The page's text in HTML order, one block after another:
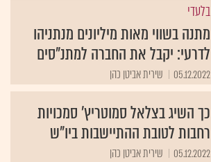
בלעדי
מתנה בשווי מאות מיליונים מנתניהו
לדרעי: יקבל את החברה למתנ"סים
05.12.2022 שירית אביטן כהן
כך השיג בצלאל סמוטריץ' סמכויות
רחבות לטובת ההתיישבות ביו"ש
05.12.2022 שירית אביטן כהן